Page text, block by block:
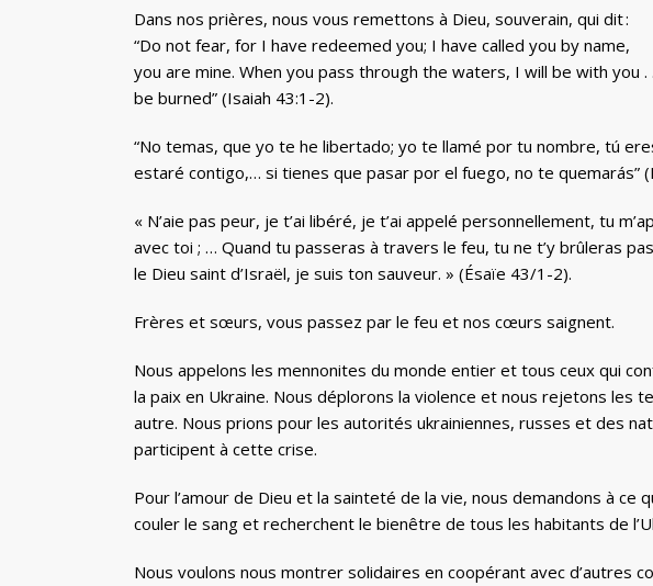
Dans nos prières, nous vous remettons à Dieu, souverain, qui dit :
“Do not fear, for I have redeemed you; I have called you by name,
you are mine. When you pass through the waters, I will be with you
be burned” (Isaiah 43:1-2).
“No temas, que yo te he libertado; yo te llamé por tu nombre, tú
estaré contigo,… si tienes que pasar por el fuego, no te quemarás”
« N’aie pas peur, je t’ai libéré, je t’ai appelé personnellement, tu
avec toi ; … Quand tu passeras à travers le feu, tu ne t’y brûleras
le Dieu saint d’Israël, je suis ton sauveur. » (Ésaïe 43/1-2).
Frères et sœurs, vous passez par le feu et nos cœurs saignent.
Nous appelons les mennonites du monde entier et tous ceux qui
la paix en Ukraine. Nous déplorons la violence et nous rejetons les
autre. Nous prions pour les autorités ukrainiennes, russes et des
participent à cette crise.
Pour l’amour de Dieu et la sainteté de la vie, nous demandons à
couler le sang et recherchent le bienêtre de tous les habitants de
Nous voulons nous montrer solidaires en coopérant avec d’autres